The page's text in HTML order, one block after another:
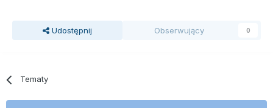
Udostępnij Obserwujący 0
Tematy